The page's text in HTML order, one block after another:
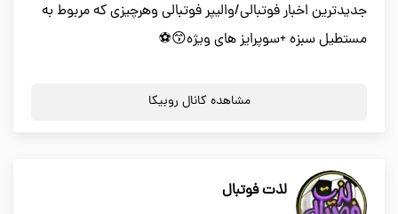
جدیدترین اخبار فوتبالی/والیپر فوتبالی وهرچیزی که مربوط به
مستطیل سبزه +سوپرایز های ویژه😙⚽
مشاهده کانال روبیکا
لذت فوتبال